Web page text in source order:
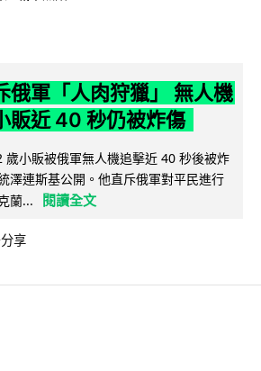
俄軍「人肉狩獵」 無人機
販近 40 秒仍被炸傷
歲小販被俄軍無人機追擊近 40 秒後被炸
澤連斯基公開。他直斥俄軍對平民進行
蘭...
閱讀全文
分享